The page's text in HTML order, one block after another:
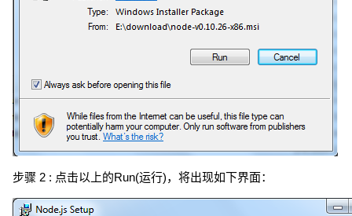
步骤 2 : 点击以上的Run(运行)，将出现如下界面：